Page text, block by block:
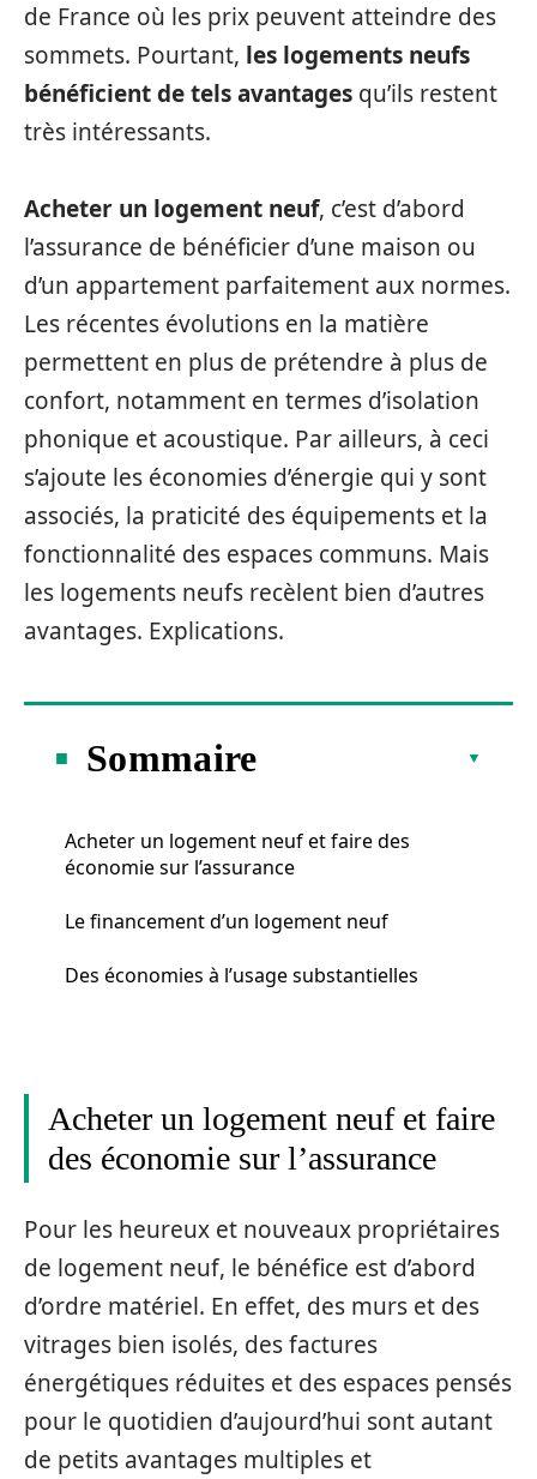
de France où les prix peuvent atteindre des
sommets. Pourtant, les logements neufs
bénéficient de tels avantages qu’ils restent
très intéressants.
Acheter un logement neuf, c’est d’abord
l’assurance de bénéficier d’une maison ou
d’un appartement parfaitement aux normes.
Les récentes évolutions en la matière
permettent en plus de prétendre à plus de
confort, notamment en termes d’isolation
phonique et acoustique. Par ailleurs, à ceci
s’ajoute les économies d’énergie qui y sont
associés, la praticité des équipements et la
fonctionnalité des espaces communs. Mais
les logements neufs recèlent bien d’autres
avantages. Explications.
Sommaire
Acheter un logement neuf et faire des
économie sur l’assurance
Le financement d’un logement neuf
Des économies à l’usage substantielles
Acheter un logement neuf et faire
des économie sur l’assurance
Pour les heureux et nouveaux propriétaires
de logement neuf, le bénéfice est d’abord
d’ordre matériel. En effet, des murs et des
vitrages bien isolés, des factures
énergétiques réduites et des espaces pensés
pour le quotidien d’aujourd’hui sont autant
de petits avantages multiples et